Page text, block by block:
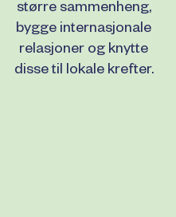
større sammenheng,
bygge internasjonale
relasjoner og knytte
disse til lokale krefter.